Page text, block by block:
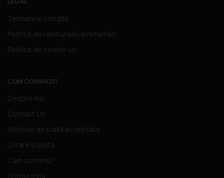
Termeni si conditii
Politică de rambursări și returnări
Politica de cookie-uri
CUM COMANZI?
Despre noi
Contact Us
Metode de plată acceptate
Livrare și plată
Cum comand?
Contul meu